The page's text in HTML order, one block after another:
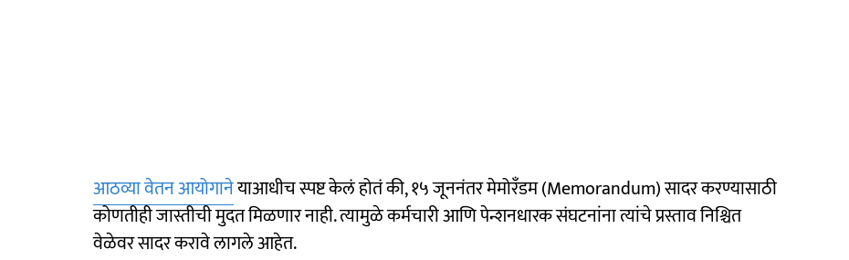
आठव्या वेतन आयोगानेयाआधीच स्पष्ट केलं होतं की, १५ जूननंतर मेमोरँडम (Memorandum) सादर करण्यासाठी
कोणतीही जास्तीची मुदत मिळणार नाही. त्यामुळे कर्मचारी आणि पेन्शनधारक संघटनांना त्यांचे प्रस्ताव निश्चित
वेळेवर सादर करावे लागले आहेत.